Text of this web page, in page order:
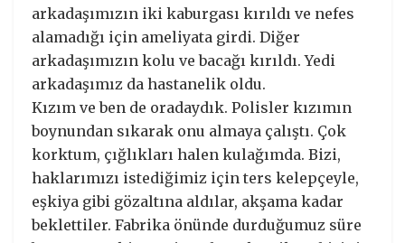
arkadaşımızın iki kaburgası kırıldı ve nefes
alamadığı için ameliyata girdi. Diğer
arkadaşımızın kolu ve bacağı kırıldı. Yedi
arkadaşımız da hastanelik oldu.
Kızım ve ben de oradaydık. Polisler kızımın
boynundan sıkarak onu almaya çalıştı. Çok
korktum, çığlıkları halen kulağımda. Bizi,
haklarımızı istediğimiz için ters kelepçeyle,
eşkiya gibi gözaltına aldılar, akşama kadar
beklettiler. Fabrika önünde durduğumuz süre